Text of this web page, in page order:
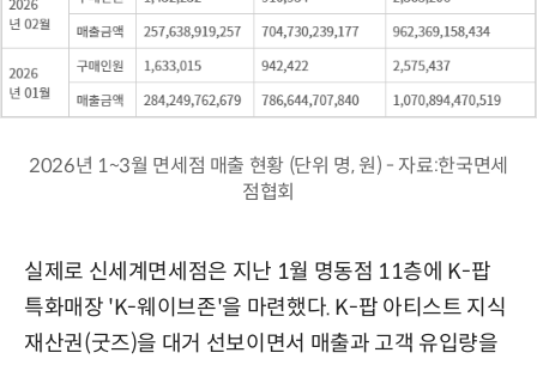
2026년 1~3월 면세점 매출 현황 (단위 명, 원) - 자료:한국면세
점협회
실제로 신세계면세점은 지난 1월 명동점 11층에 K-팝
특화매장 'K-웨이브존'을 마련했다. K-팝 아티스트 지식
재산권(굿즈)을 대거 선보이면서 매출과 고객 유입량을